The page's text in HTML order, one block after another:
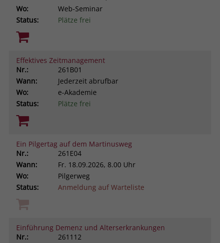
Wo:
Web-Seminar
Status:
Plätze frei
Effektives Zeitmanagement
Nr.:
261B01
Wann:
Jederzeit abrufbar
Wo:
e-Akademie
Status:
Plätze frei
Ein Pilgertag auf dem Martinusweg
Nr.:
261E04
Wann:
Fr. 18.09.2026, 8.00 Uhr
Wo:
Pilgerweg
Status:
Anmeldung auf Warteliste
Einführung Demenz und Alterserkrankungen
Nr.:
261112